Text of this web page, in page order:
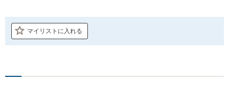
マイリストに入れる